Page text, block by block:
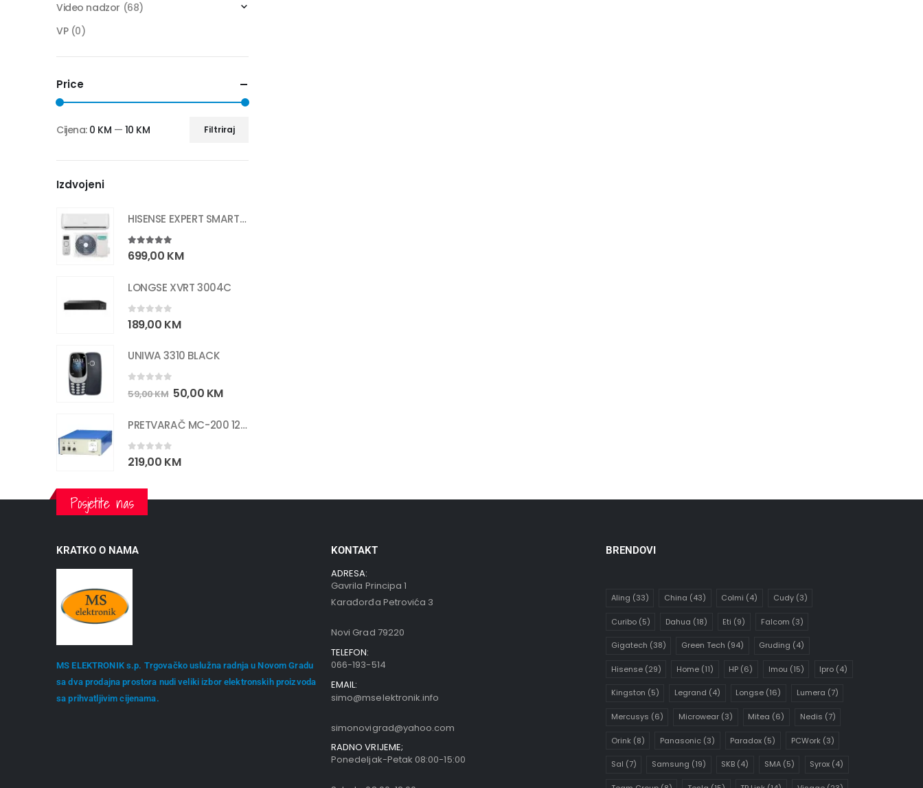
Video nadzor (68)
VP (0)
Price
Filtriraj
Cijena: 0 KM — 10 KM
Izdvojeni
HISENSE EXPERT SMART 12K CF35
5.00 out of 5
699,00 KM
LONGSE XVRT 3004C
0out of 5
189,00 KM
UNIWA 3310 BLACK
out of 5
59,00KM 50,00 KM
PRETVARAČ MC-200 12/220V 200W
0out of 5
219,00 KM
Posjetite nas
KRATKO O NAMA
MS ELEKTRONIK s.p. Trgovačko uslužna radnja u Novom Gradu
sa dva prodajna prostora nudi veliki izbor elektronskih proizvoda
sa prihvatljivim cijenama.
KONTAKT
ADRESA:
Gavrila Principa 1
Karađorđa Petrovića 3
Novi Grad 79220
TELEFON:
066-193-514
EMAIL:
simo@mselektronik.info
simonovigrad@yahoo.com
RADNO VRIJEME;
Ponedeljak-Petak 08:00-15:00
BRENDOVI
Aling (33) China (43) Colmi (4) Cudy(3)
Curibo(5) Dahua (18) Eti (9) Falcom (3)
Gigatech (38) Green Tech (94) Gruding (4)
Hisense(29) Home(11) HP (6) Imou (15) Ipro (4)
Kingston (5) Legrand (4) Longse (16) Lumera (7)
Mercusys (6) Microwear(3) Mitea (6) Nedis (7)
Orink(8) Panasonic(3) Paradox (5) PCWork(3)
Sal (7) Samsung (19) SKB (4) SMA(5) Syrox (4)